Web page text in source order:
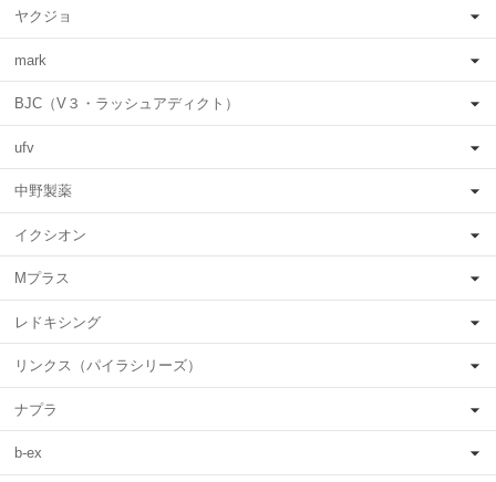
ヤクジョ
mark
BJC（V３・ラッシュアディクト）
ufv
中野製薬
イクシオン
Mプラス
レドキシング
リンクス（パイラシリーズ）
ナプラ
b-ex